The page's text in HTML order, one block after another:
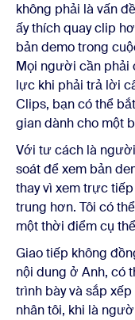
không phải là vấn
ấy thích quay clip
bản demo trong
Mọi người cần phải
lực khi phải trả lời
Clips, bạn có thể
gian dành cho một
Với tư cách là
soát để xem bản
thay vì xem trực
trung hơn. Tôi có
một thời điểm cụ
Giao tiếp không
nội dung ở Anh, có
trình bày và sắp
nhân tôi, khi là